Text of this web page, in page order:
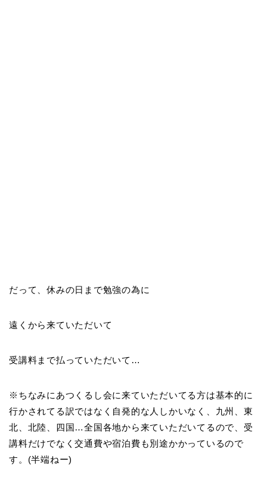
だって、休みの日まで勉強の為に
遠くから来ていただいて
受講料まで払っていただいて…
※ちなみにあつくるし会に来ていただいてる方は基本的に
行かされてる訳ではなく自発的な人しかいなく、九州、東
北、北陸、四国…全国各地から来ていただいてるので、受
講料だけでなく交通費や宿泊費も別途かかっているので
す。(半端ねー)